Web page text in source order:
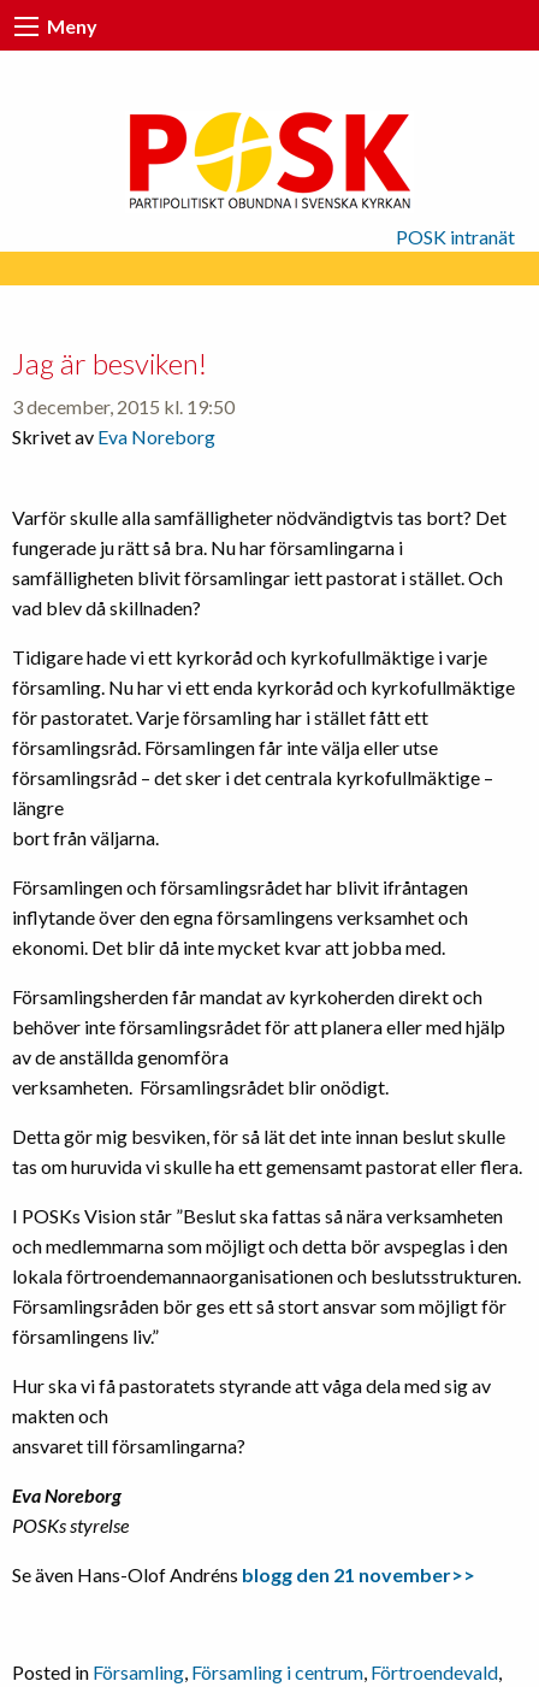
Meny
POSK intranät
Jag är besviken!
3 december, 2015 kl. 19:50
Skrivet av Eva Noreborg
Varför skulle alla samfälligheter nödvändigtvis tas bort? Det
fungerade ju rätt så bra. Nu har församlingarna i
samfälligheten blivit församlingar iett pastorat i stället. Och
vad blev då skillnaden?
Tidigare hade vi ett kyrkoråd och kyrkofullmäktige i varje
församling. Nu har vi ett enda kyrkoråd och kyrkofullmäktige
för pastoratet. Varje församling har i stället fått ett
församlingsråd. Församlingen får inte välja eller utse
församlingsråd – det sker i det centrala kyrkofullmäktige –
längre
bort från väljarna.
Församlingen och församlingsrådet har blivit ifråntagen
inflytande över den egna församlingens verksamhet och
ekonomi. Det blir då inte mycket kvar att jobba med.
Församlingsherden får mandat av kyrkoherden direkt och
behöver inte församlingsrådet för att planera eller med hjälp
av de anställda genomföra
verksamheten. Församlingsrådet blir onödigt.
Detta gör mig besviken, för så lät det inte innan beslut skulle
tas om huruvida vi skulle ha ett gemensamt pastorat eller flera.
I POSKs Vision står ”Beslut ska fattas så nära verksamheten
och medlemmarna som möjligt och detta bör avspeglas i den
lokala förtroendemannaorganisationen och beslutsstrukturen.
Församlingsråden bör ges ett så stort ansvar som möjligt för
församlingens liv.”
Hur ska vi få pastoratets styrande att våga dela med sig av
makten och
ansvaret till församlingarna?
Eva Noreborg
POSKs styrelse
Se även Hans-Olof Andréns blogg den 21 november>>
Posted in Församling, Församling i centrum, Förtroendevald,